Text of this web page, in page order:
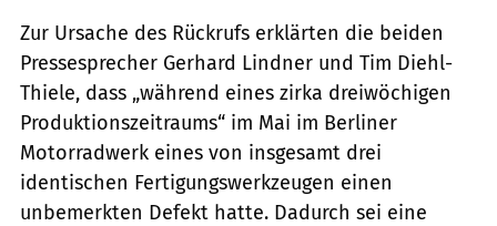
Zur Ursache des Rückrufs erklärten die beiden
Pressesprecher Gerhard Lindner und Tim Diehl-
Thiele, dass „während eines zirka dreiwöchigen
Produktionszeitraums“ im Mai im Berliner
Motorradwerk eines von insgesamt drei
identischen Fertigungswerkzeugen einen
unbemerkten Defekt hatte. Dadurch sei eine